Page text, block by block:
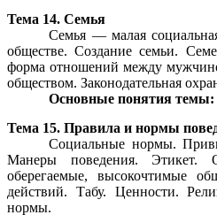
Тема 14. Семья
Семья — малая
обществе. Создание семьи.
форма отношений между
обществом. Законодательная
Основные понятия
Тема 15. Правила и нормы
Социальные нормы.
Манеры поведения. Этикет.
оберегаемые, высокочтимые
действий. Табу. Ценности.
нормы.